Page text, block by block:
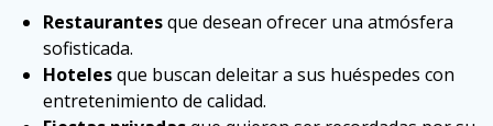
Restaurantesque desean ofrecer una atmósfera
sofisticada.
Hotelesque buscan deleitar a sus huéspedes con
entretenimiento de calidad.